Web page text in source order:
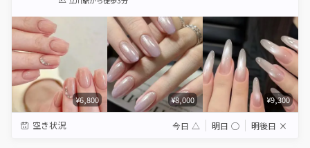
¥6,800 ¥8,000 ¥9,300
空き状況 今日 △ 明日 ◯ 明後日 ×